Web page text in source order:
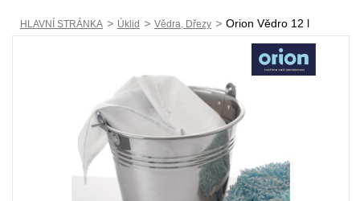
HLAVNÍ STRÁNKA > Úklid > Vědra, Dřezy > Orion Vědro 12 l